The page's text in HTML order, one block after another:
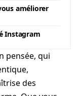
améliorer
Instagram
pensée, qui
des